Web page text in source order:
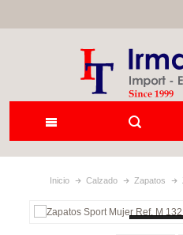
Inicio Calzado Zapatos